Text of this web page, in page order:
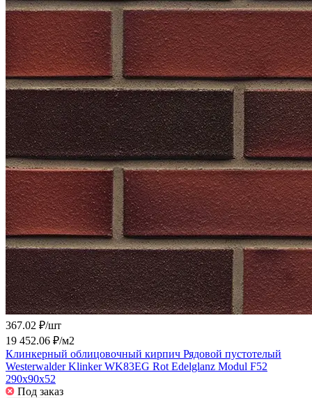
367.02 ₽/шт
19 452.06 ₽/м2
Клинкерный облицовочный кирпич Рядовой пустотелый
Westerwalder Klinker WK83EG Rot Edelglanz Modul F52
290x90x52
Под заказ